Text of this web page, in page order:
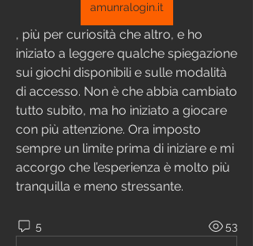
amunralogin.it
, più per curiosità che altro, e ho
iniziato a leggere qualche spiegazione
sui giochi disponibili e sulle modalità
di accesso. Non è che abbia cambiato
tutto subito, ma ho iniziato a giocare
con più attenzione. Ora imposto
sempre un limite prima di iniziare e mi
accorgo che l’esperienza è molto più
tranquilla e meno stressante.
5 53